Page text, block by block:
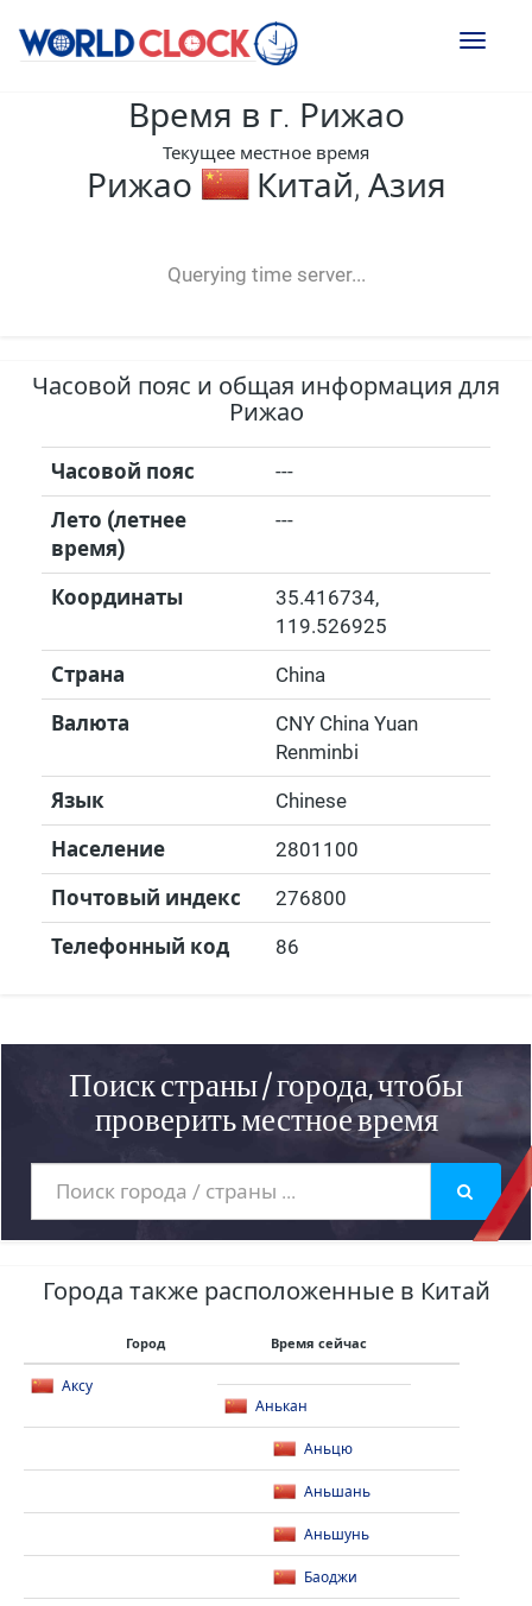
Toggle
Время в г. Рижао
Текущее местное время
Рижао Китай, Азия
Querying time server...
-- ---- ----
Часовой пояс и общая информация для
Рижао
Часовой пояс ---
Лето (летнее
время)
---
Координаты 35.416734,
119.526925
Страна China
Валюта
CNY China Yuan
Renminbi
Язык Chinese
Население 2801100
Почтовый индекс 276800
Телефонный код 86
Поиск страны / города, чтобы
проверить местное время
Города также расположенные в Китай
Город Время сейчас
Аксу
Анькан
Аньцю
Аньшань
Аньшунь
Баоджи